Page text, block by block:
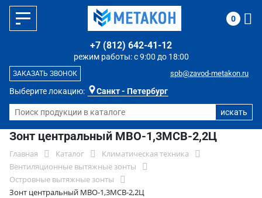
Выберите локацию: Санкт - Петербург
режим работы: с 9:00 до 18:00
+7 (812) 642-41-12
spb@zavod-metakon.ru
ЗАКАЗАТЬ ЗВОНОК
0
Зонт центральный МВО-1,3МСВ-2,2Ц
Главная Каталог
Климатическая техника
Вентиляционные вытяжные зонты
Островные вытяжные зонты
Зонт центральный МВО-1,3МСВ-2,2Ц